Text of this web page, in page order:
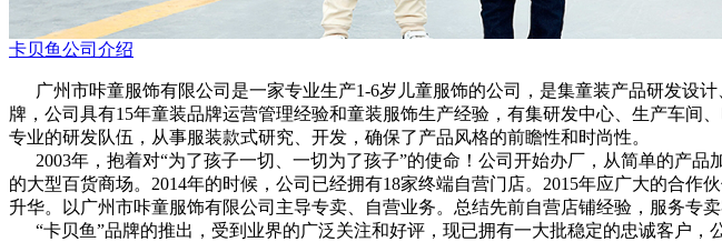
卡贝鱼公司介绍
广州市咔童服饰有限公司是一家专业生产1-6岁儿童服饰的公司，是集童装产品研发设
牌，公司具有15年童装品牌运营管理经验和童装服饰生产经验，有集研发中心、生产车
专业的研发队伍，从事服装款式研究、开发，确保了产品风格的前瞻性和时尚性。
2003年，抱着对“为了孩子一切、一切为了孩子”的使命！公司开始办厂，从简单的产
的大型百货商场。2014年的时候，公司已经拥有18家终端自营门店。2015年应广大的合
升华。以广州市咔童服饰有限公司主导专卖、自营业务。总结先前自营店铺经验，服务专
“卡贝鱼”品牌的推出，受到业界的广泛关注和好评，现已拥有一大批稳定的忠诚客户，